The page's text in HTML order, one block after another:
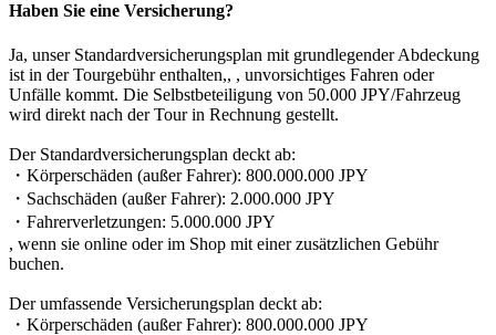
Haben Sie eine Versicherung?
Ja, unser Standardversicherungsplan mit grundlegender Abdeckung
ist in der Tourgebühr enthalten,, , unvorsichtiges Fahren oder
Unfälle kommt. Die Selbstbeteiligung von 50.000 JPY/Fahrzeug
wird direkt nach der Tour in Rechnung gestellt.
Der Standardversicherungsplan deckt ab:
・Körperschäden (außer Fahrer): 800.000.000 JPY
・Sachschäden (außer Fahrer): 2.000.000 JPY
・Fahrerverletzungen: 5.000.000 JPY
, wenn sie online oder im Shop mit einer zusätzlichen Gebühr
buchen.
Der umfassende Versicherungsplan deckt ab:
・Körperschäden (außer Fahrer): 800.000.000 JPY